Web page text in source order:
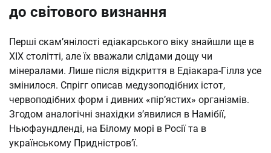
до світового визнання
Перші скам’янілості едіакарського віку знайшли ще в
XIX столітті, але їх вважали слідами дощу чи
мінералами. Лише після відкриття в Едіакара-Гіллз усе
змінилося. Спрігг описав медузоподібних істот,
червоподібних форм і дивних «пір’ястих» організмів.
Згодом аналогічні знахідки з’явилися в Намібії,
Ньюфаундленді, на Білому морі в Росії та в
українському Придністров’ї.